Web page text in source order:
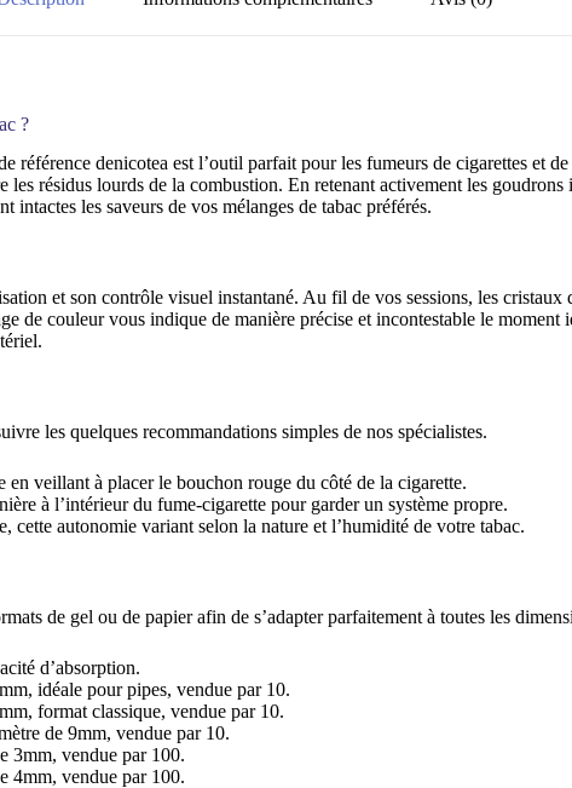
?
référence denicotea est l’outil parfait pour les fumeurs de cigarettes et
les résidus lourds de la combustion. En retenant activement les
intactes les saveurs de vos mélanges de tabac préférés.
et son contrôle visuel instantané. Au fil de vos sessions, les
de couleur vous indique de manière précise et incontestable le
les quelques recommandations simples de nos spécialistes.
veillant à placer le bouchon rouge du côté de la cigarette.
à l’intérieur du fume-cigarette pour garder un système propre.
autonomie variant selon la nature et l’humidité de votre tabac.
de gel ou de papier afin de s’adapter parfaitement à toutes les
d’absorption.
idéale pour pipes, vendue par 10.
format classique, vendue par 10.
de 9mm, vendue par 10.
3mm, vendue par 100.
4mm, vendue par 100.